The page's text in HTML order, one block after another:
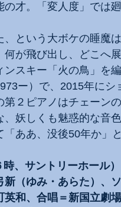
才。「変人度」では廻
という大ボケの睡魔
が飛び出し、どこへ
スキー「火の鳥」を
ー）で、2015年にシ
２ピアノはチェーン
妖しくも魅惑的な音色
ああ、没後50年か」と
、サントリーホール）
（ゆみ・あらた）、
和、合唱＝新国立劇